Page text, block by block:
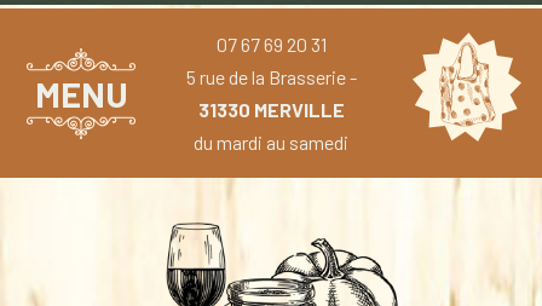
MENU
07 67 69 20 31
5 rue de la Brasserie -
31330 MERVILLE
du mardi au samedi